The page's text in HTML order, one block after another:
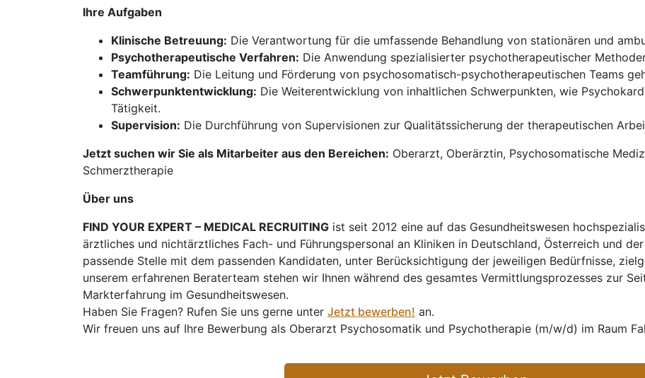
Ihre Aufgaben
Klinische Betreuung: Die Verantwortung für die umfassende Behandlung von stationären und
Psychotherapeutische Verfahren: Die Anwendung spezialisierter psychotherapeutischer
Teamführung: Die Leitung und Förderung von psychosomatisch-psychotherapeutischen Teams
Schwerpunktentwicklung: Die Weiterentwicklung von inhaltlichen Schwerpunkten, wie
Tätigkeit.
Supervision: Die Durchführung von Supervisionen zur Qualitätssicherung der therapeutischen
Jetzt suchen wir Sie als Mitarbeiter aus den Bereichen: Oberarzt, Oberärztin, Psychosomatische
Schmerztherapie
Über uns
FIND YOUR EXPERT – MEDICAL RECRUITING ist seit 2012 eine auf das Gesundheitswesen
ärztliches und nichtärztliches Fach- und Führungspersonal an Kliniken in Deutschland, Österreich und
passende Stelle mit dem passenden Kandidaten, unter Berücksichtigung der jeweiligen Bedürfnisse,
unserem erfahrenen Beraterteam stehen wir Ihnen während des gesamtes Vermittlungsprozesses zur
Markterfahrung im Gesundheitswesen.
Haben Sie Fragen? Rufen Sie uns gerne unter Jetzt bewerben! an.
Wir freuen uns auf Ihre Bewerbung als Oberarzt Psychosomatik und Psychotherapie (m/w/d) im Raum